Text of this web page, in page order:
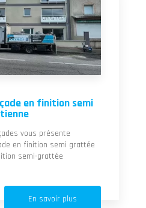
en finition semi
vous présente
en finition semi grattée
semi-grattée
En savoir plus